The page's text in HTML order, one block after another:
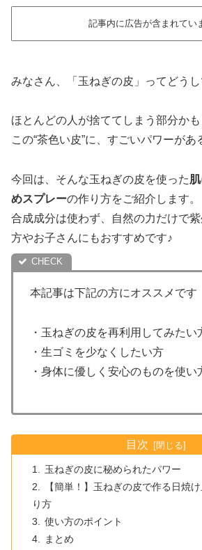
記事内に広告が含まれてい
みなさん、「玉ねぎの皮」ってどうし
ほとんどの人が捨ててしまう部分か
この“茶色い皮”に、すごいパワーがあ
今回は、そんな玉ねぎの皮を使った
めスプレーの作り方をご紹介します。
合成成分は使わず、自然の力だけで
方やお子さんにもおすすめです♪
本記事は下記の方にオススメです
・玉ねぎの皮を再利用してみたい
・生ゴミを少なくしたい方
・身体に優しく安心のものを使い
目次
玉ねぎの皮に秘められたパワー
【簡単！】玉ねぎの皮で作る日焼
り方
使い方のポイント
まとめ